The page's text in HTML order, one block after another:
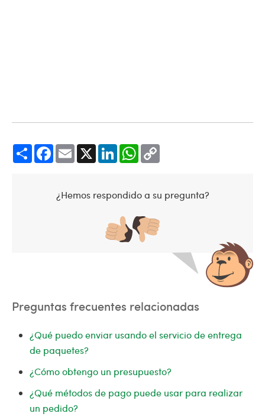
Share Facebook Email LinkedIn WhatsApp
¿Hemos respondido a su pregunta?
Preguntas frecuentes relacionadas
¿Qué puedo enviar usando el servicio de entrega
de paquetes?
¿Cómo obtengo un presupuesto?
¿Qué métodos de pago puede usar para realizar
un pedido?